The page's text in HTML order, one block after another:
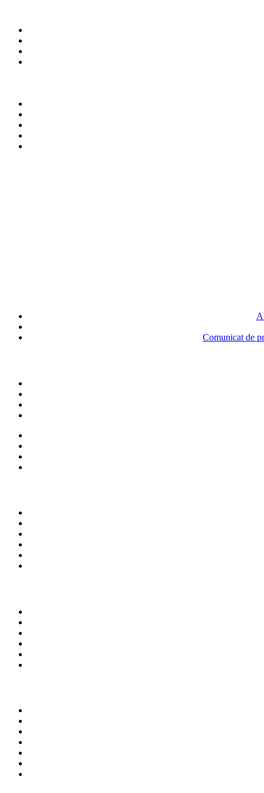
Comunicat de